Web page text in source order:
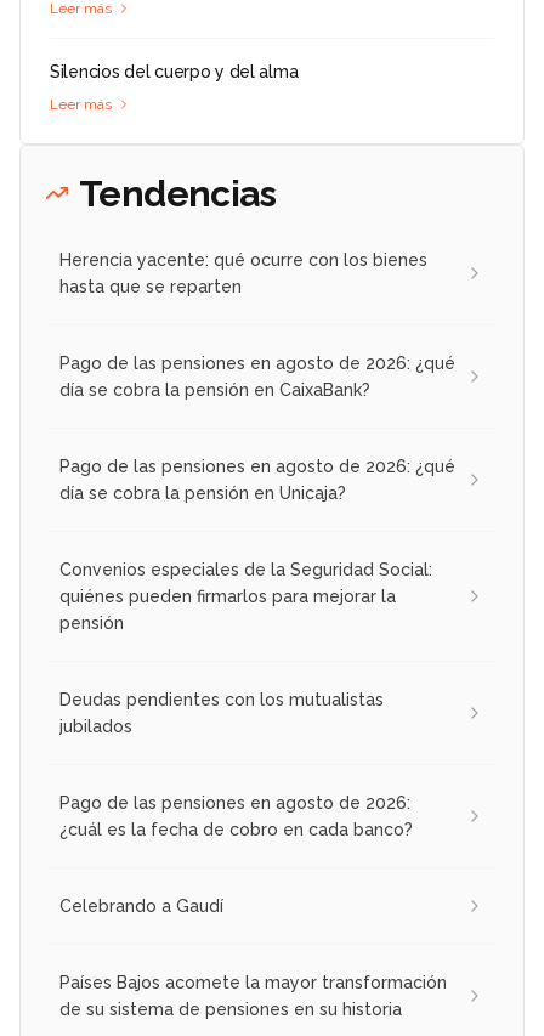
Leer más
Silencios del cuerpo y del alma
Leer más
Tendencias
Herencia yacente: qué ocurre con los bienes
hasta que se reparten
Pago de las pensiones en agosto de 2026: ¿qué
día se cobra la pensión en CaixaBank?
Pago de las pensiones en agosto de 2026: ¿qué
día se cobra la pensión en Unicaja?
Convenios especiales de la Seguridad Social:
quiénes pueden firmarlos para mejorar la
pensión
Deudas pendientes con los mutualistas
jubilados
Pago de las pensiones en agosto de 2026:
¿cuál es la fecha de cobro en cada banco?
Celebrando a Gaudí
Países Bajos acomete la mayor transformación
de su sistema de pensiones en su historia